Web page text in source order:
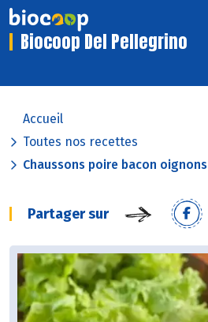
Biocoop Del Pellegrino
Accueil
Toutes nos recettes
Chaussons poire bacon oignons
Partager sur